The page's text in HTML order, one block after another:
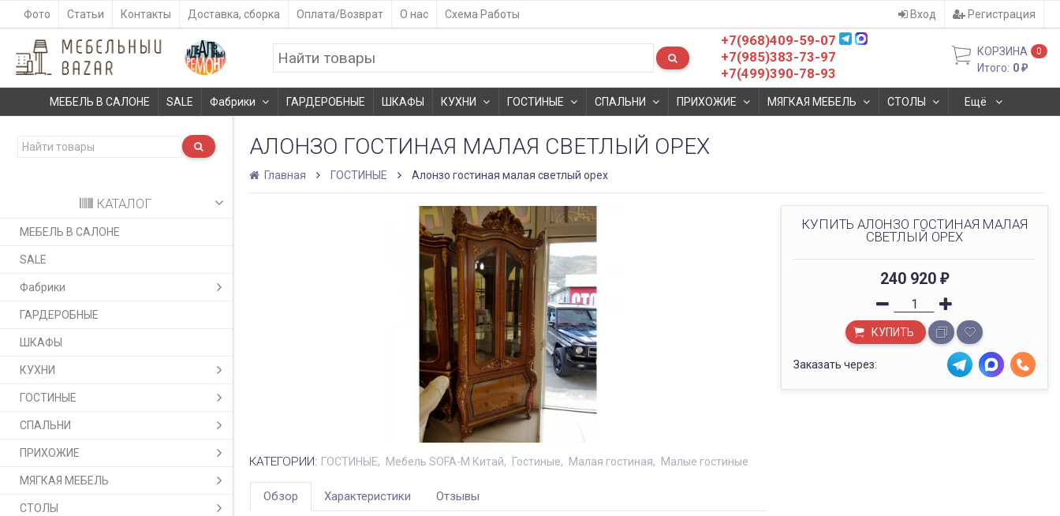
Фото Статьи Контакты Доставка, сборка Оплата/Возврат О нас Схема Работы Вход Регистрация
+7(968)409-59-07
+7(985)383-73-97
+7(499)390-78-93
КОРЗИНА 0
Итого: 0₽
МЕБЕЛЬ В САЛОНЕ SALE Фабрики ГАРДЕРОБНЫЕ ШКАФЫ КУХНИ ГОСТИНЫЕ СПАЛЬНИ ПРИХОЖИЕ МЯГКАЯ МЕБЕЛЬ СТОЛЫ Ещё
КАТАЛОГ
МЕБЕЛЬ В САЛОНЕ
SALE
Фабрики
ГАРДЕРОБНЫЕ
ШКАФЫ
КУХНИ
ГОСТИНЫЕ
СПАЛЬНИ
ПРИХОЖИЕ
МЯГКАЯ МЕБЕЛЬ
СТОЛЫ
АЛОНЗО ГОСТИНАЯ МАЛАЯ СВЕТЛЫЙ ОРЕХ
Главная ГОСТИНЫЕ Алонзо гостиная малая светлый орех
КУПИТЬ АЛОНЗО ГОСТИНАЯ МАЛАЯ
СВЕТЛЫЙ ОРЕХ
240 920 ₽
КУПИТЬ
Заказать через:
КАТЕГОРИИ: ГОСТИНЫЕ Мебель SOFA-M Китай Гостиные Малая гостиная Малые гостиные
Обзор Характеристики Отзывы